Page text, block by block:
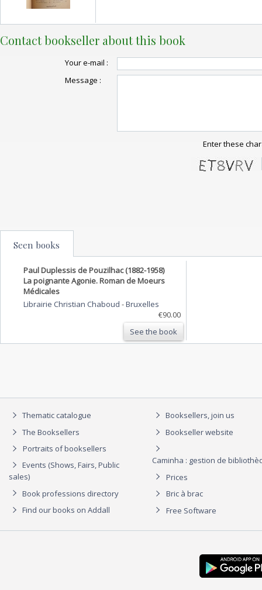
Contact bookseller about this book
Your e-mail :
Message :
Enter these
Seen books
Paul Duplessis de Pouzilhac (1882-1958)
La poignante Agonie. Roman de Moeurs
Médicales
Librairie Christian Chaboud -Bruxelles
€90.00
See the book
Thematic catalogue
The Booksellers
Portraits of booksellers
Events (Shows, Fairs, Public
sales)
Book professions directory
Find our books on Addall
Booksellers, join us
Bookseller website
Caminha : gestion de
Prices
Bric à brac
Free Software